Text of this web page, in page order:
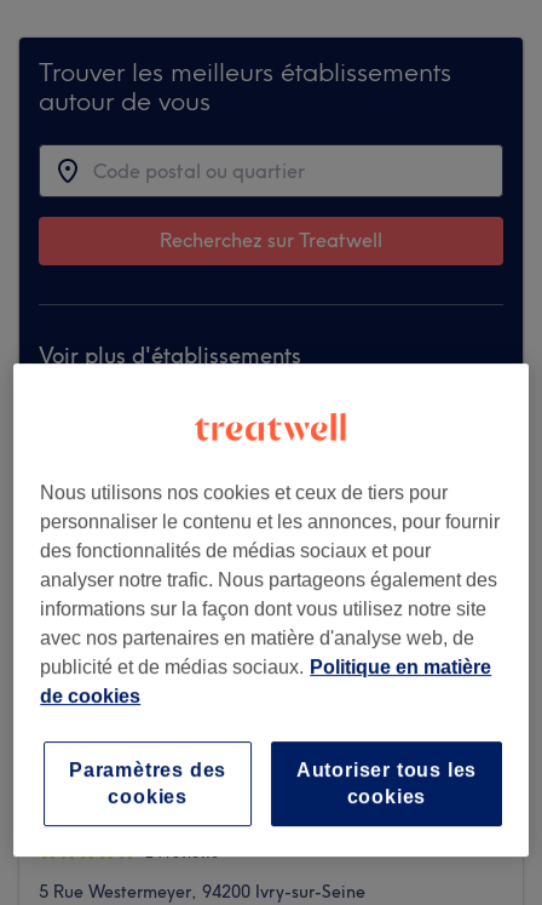
Trouver les meilleurs établissements
autour de vous
Recherchez sur Treatwell
Voir plus d'établissements
Coiffure Quai d'Ivry
5 Rue Westermeyer, 94200 Ivry-sur-Seine
Nous utilisons nos cookies et ceux de tiers pour
personnaliser le contenu et les annonces, pour fournir
des fonctionnalités de médias sociaux et pour
analyser notre trafic. Nous partageons également des
informations sur la façon dont vous utilisez notre site
avec nos partenaires en matière d'analyse web, de
publicité et de médias sociaux. Politique en matière
de cookies
Autoriser tous les
cookies
Paramètres des
cookies